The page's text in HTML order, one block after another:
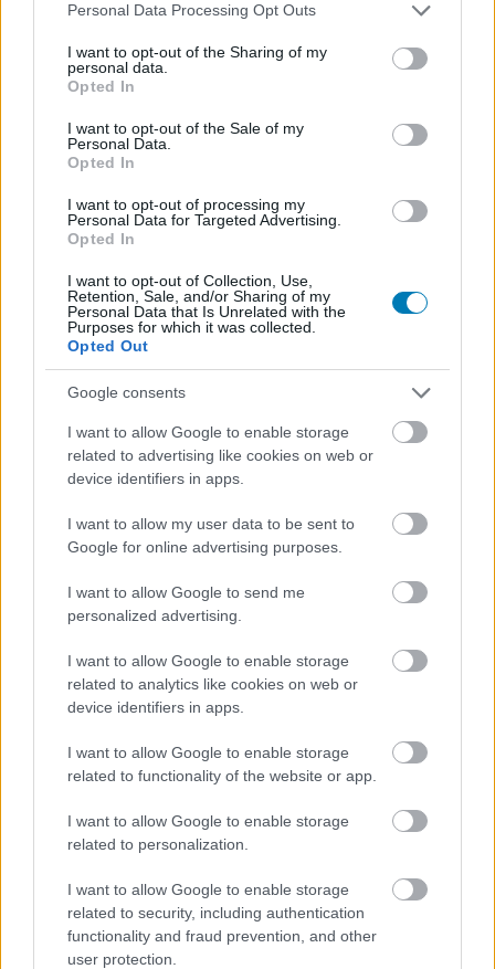
Please note that this website/app uses one or more Google
not limited to your visit or usage behaviour. You may click to
grant or deny consent to Google and its third-party tags to
use your data for below specified purposes in below Google
consent section.
Personal Data Processing Opt Outs
I want to opt-out of the Sharing of my
personal data.
Opted In
I want to opt-out of the Sale of my
Personal Data.
Opted In
I want to opt-out of processing my
Personal Data for Targeted Advertising.
Opted In
I want to opt-out of Collection, Use,
Retention, Sale, and/or Sharing of my
Personal Data that Is Unrelated with the
Purposes for which it was collected.
Opted Out
Google consents
I want to allow Google to enable storage
related to advertising like cookies on web or
device identifiers in apps.
I want to allow my user data to be sent to
Google for online advertising purposes.
I want to allow Google to send me
personalized advertising.
I want to allow Google to enable storage
related to analytics like cookies on web or
device identifiers in apps.
I want to allow Google to enable storage
related to functionality of the website or app.
I want to allow Google to enable storage
related to personalization.
I want to allow Google to enable storage
related to security, including authentication
functionality and fraud prevention, and other
user protection.
évadot.
South Park
bejelentette, hogy a sorozat 29. évada szeptember 16-án
indul az Egyesült Államokban, a megszokott szerda esti
sávban. Az új részek kéthetente érkeznek, így a premier
után szeptember 30-án, október 14-én, október 28-án,
november 11-én és november 25-én folytatódik az évad.
A friss epizódok a tévés bemutató után a Paramount+-
on is elérhetők lesznek, az Egyesült Államokban,
Kanadában és Ausztráliában másnapi
streamingpremierrel.
A bejelentés azért is érdekes, mert a South Park az
elmúlt időszakban megint olyan lendületet kapott,
amelyet egy közel három évtizedes sorozattól már nem